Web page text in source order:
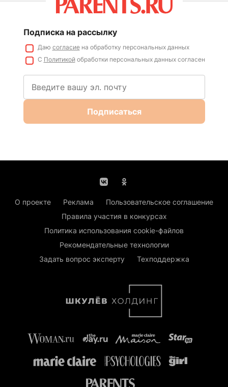
Подписка на рассылку
Даю согласиена обработку персональных данных
С Политикойобработки персональных данных согласен
Подписаться
О проекте Реклама
Пользовательское соглашение
Правила участия в конкурсах
Политика использования cookie-файлов
Рекомендательные технологии
Задать вопрос эксперту
Техподдержка